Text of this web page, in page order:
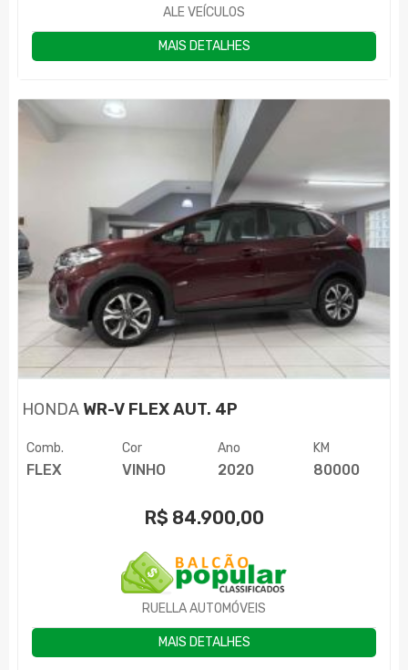
ALE VEÍCULOS
MAIS DETALHES
HONDA WR-V FLEX AUT. 4P
Comb.
FLEX
Cor
VINHO
Ano
2020
KM
80000
R$ 84.900,00
RUELLA AUTOMÓVEIS
MAIS DETALHES